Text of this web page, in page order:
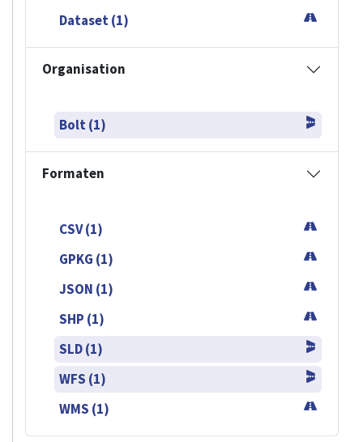
Dataset (1)
Organisation
Bolt (1)
Formaten
CSV (1)
GPKG (1)
JSON (1)
SHP (1)
SLD (1)
WFS (1)
WMS (1)